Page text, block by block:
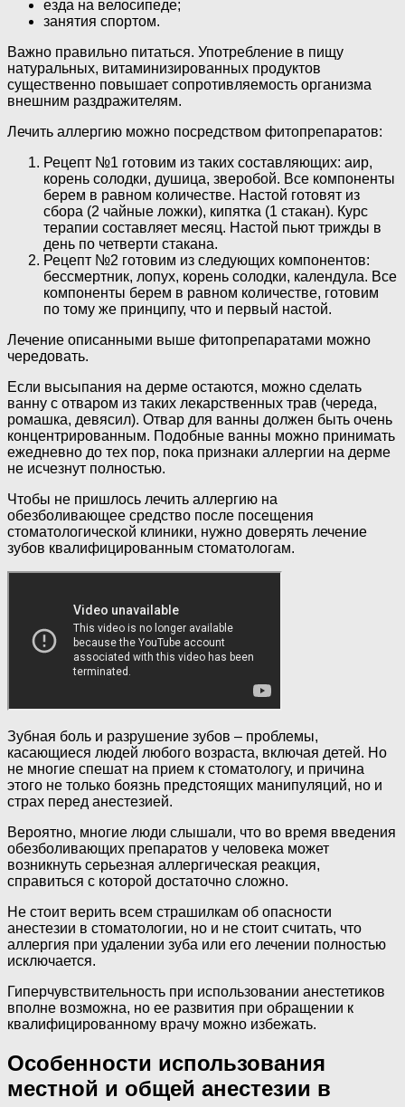
езда на велосипеде;
занятия спортом.
Важно правильно питаться. Употребление в пищу
натуральных, витаминизированных продуктов
существенно повышает сопротивляемость организма
внешним раздражителям.
Лечить аллергию можно посредством фитопрепаратов:
Рецепт №1 готовим из таких составляющих: аир,
корень солодки, душица, зверобой. Все компоненты
берем в равном количестве. Настой готовят из
сбора (2 чайные ложки), кипятка (1 стакан). Курс
терапии составляет месяц. Настой пьют трижды в
день по четверти стакана.
Рецепт №2 готовим из следующих компонентов:
бессмертник, лопух, корень солодки, календула. Все
компоненты берем в равном количестве, готовим
по тому же принципу, что и первый настой.
Лечение описанными выше фитопрепаратами можно
чередовать.
Если высыпания на дерме остаются, можно сделать
ванну с отваром из таких лекарственных трав (череда,
ромашка, девясил). Отвар для ванны должен быть очень
концентрированным. Подобные ванны можно принимать
ежедневно до тех пор, пока признаки аллергии на дерме
не исчезнут полностью.
Чтобы не пришлось лечить аллергию на
обезболивающее средство после посещения
стоматологической клиники, нужно доверять лечение
зубов квалифицированным стоматологам.
Зубная боль и разрушение зубов – проблемы,
касающиеся людей любого возраста, включая детей. Но
не многие спешат на прием к стоматологу, и причина
этого не только боязнь предстоящих манипуляций, но и
страх перед анестезией.
Вероятно, многие люди слышали, что во время введения
обезболивающих препаратов у человека может
возникнуть серьезная аллергическая реакция,
справиться с которой достаточно сложно.
Не стоит верить всем страшилкам об опасности
анестезии в стоматологии, но и не стоит считать, что
аллергия при удалении зуба или его лечении полностью
исключается.
Гиперчувствительность при использовании анестетиков
вполне возможна, но ее развития при обращении к
квалифицированному врачу можно избежать.
Особенности использования
местной и общей анестезии в